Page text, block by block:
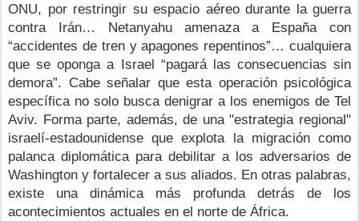
ONU, por restringir su espacio aéreo durante la guerra
contra Irán… Netanyahu amenaza a España con
“accidentes de tren y apagones repentinos”… cualquiera
que se oponga a Israel “pagará las consecuencias sin
demora”. Cabe señalar que esta operación psicológica
específica no solo busca denigrar a los enemigos de Tel
Aviv. Forma parte, además, de una "estrategia regional"
israelí-estadounidense que explota la migración como
palanca diplomática para debilitar a los adversarios de
Washington y fortalecer a sus aliados. En otras palabras,
existe una dinámica más profunda detrás de los
acontecimientos actuales en el norte de África.